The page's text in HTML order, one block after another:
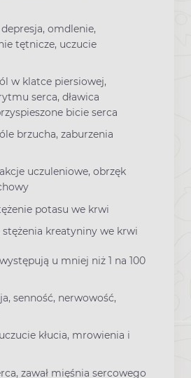
omdlenie,
tętnicze, uczucie
w klatce piersiowej,
serca, dławica
bicie serca
brzucha, zaburzenia
uczuleniowe, obrzęk
potasu we krwi
stężenia kreatyniny we krwi
u mniej niż 1 na 100
senność, nerwowość,
kłucia, mrowienia i
zawał mięśnia sercowego